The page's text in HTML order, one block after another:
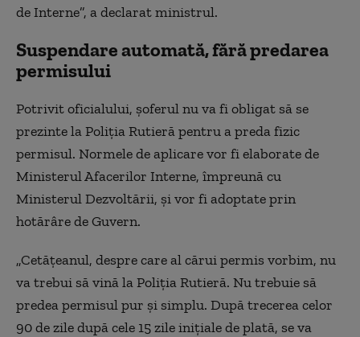
de Interne”, a declarat ministrul.
Suspendare automată, fără predarea
permisului
Potrivit oficialului, șoferul nu va fi obligat să se
prezinte la Poliția Rutieră pentru a preda fizic
permisul. Normele de aplicare vor fi elaborate de
Ministerul Afacerilor Interne, împreună cu
Ministerul Dezvoltării, și vor fi adoptate prin
hotărâre de Guvern.
„Cetățeanul, despre care al cărui permis vorbim, nu
va trebui să vină la Poliția Rutieră. Nu trebuie să
predea permisul pur și simplu. După trecerea celor
90 de zile după cele 15 zile inițiale de plată, se va